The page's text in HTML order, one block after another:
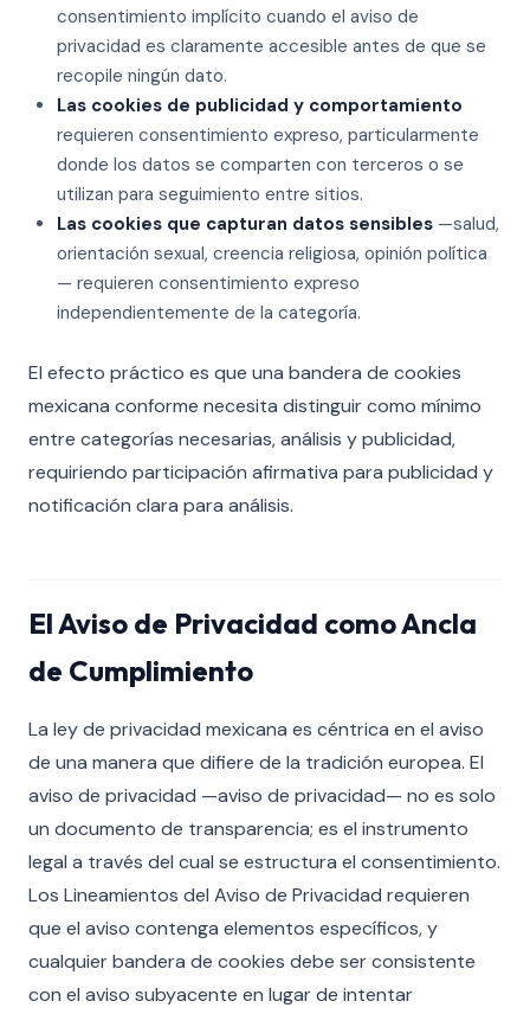
consentimiento implícito cuando el aviso de
privacidad es claramente accesible antes de que se
recopile ningún dato.
Las cookies de publicidad y comportamiento
requieren consentimiento expreso, particularmente
donde los datos se comparten con terceros o se
utilizan para seguimiento entre sitios.
Las cookies que capturan datos sensibles —salud,
orientación sexual, creencia religiosa, opinión política
— requieren consentimiento expreso
independientemente de la categoría.
El efecto práctico es que una bandera de cookies
mexicana conforme necesita distinguir como mínimo
entre categorías necesarias, análisis y publicidad,
requiriendo participación afirmativa para publicidad y
notificación clara para análisis.
El Aviso de Privacidad como Ancla
de Cumplimiento
La ley de privacidad mexicana es céntrica en el aviso
de una manera que difiere de la tradición europea. El
aviso de privacidad —aviso de privacidad— no es solo
un documento de transparencia; es el instrumento
legal a través del cual se estructura el consentimiento.
Los Lineamientos del Aviso de Privacidad requieren
que el aviso contenga elementos específicos, y
cualquier bandera de cookies debe ser consistente
con el aviso subyacente en lugar de intentar